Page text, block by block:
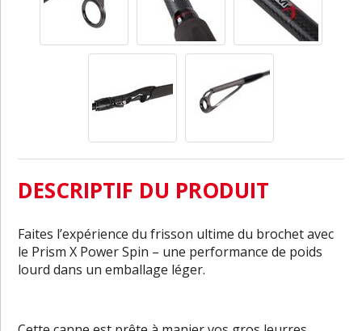
DESCRIPTIF DU PRODUIT
Faites l’expérience du frisson ultime du brochet avec
le Prism X Power Spin – une performance de poids
lourd dans un emballage léger.